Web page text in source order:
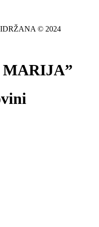
© 2024
MARIJA”